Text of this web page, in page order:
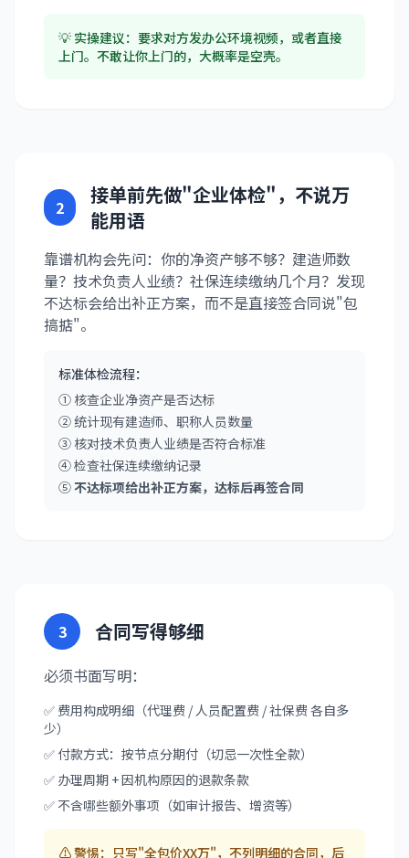
💡 实操建议：要求对方发办公环境视频，或者直接
上门。不敢让你上门的，大概率是空壳。
2
接单前先做"企业体检"，不说万
能用语
靠谱机构会先问：你的净资产够不够？建造师数
量？技术负责人业绩？社保连续缴纳几个月？发现
不达标会给出补正方案，而不是直接签合同说"包
搞掂"。
标准体检流程：
① 核查企业净资产是否达标
② 统计现有建造师、职称人员数量
③ 核对技术负责人业绩是否符合标准
④ 检查社保连续缴纳记录
⑤不达标项给出补正方案，达标后再签合同
3 合同写得够细
必须书面写明：
✅ 费用构成明细（代理费 / 人员配置费 / 社保费 各自多
少）
✅ 付款方式：按节点分期付（切忌一次性全款）
✅ 办理周期 + 因机构原因的退款条款
✅ 不含哪些额外事项（如审计报告、增资等）
⚠️ 警惕：只写"全包价XX万"，不列明细的合同，后